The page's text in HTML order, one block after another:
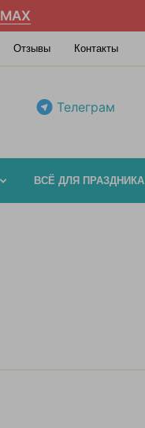
MAX
Отзывы Контакты
Телеграм
ВСЁ ДЛЯ ПРАЗДНИКА